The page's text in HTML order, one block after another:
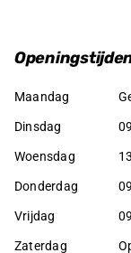
Maandag
Dinsdag
Woensdag
Donderdag
Vrijdag
Zaterdag